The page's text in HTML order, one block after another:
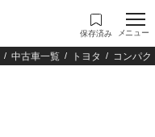
保存済み メニュー
中古車一覧 トヨタ コンパク